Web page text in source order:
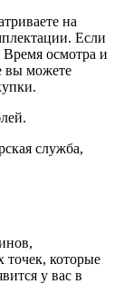
на
Если
осмотра и
вы можете
служба,
которые
у вас в